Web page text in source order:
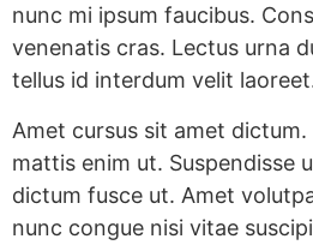
nunc mi ipsum faucibus.
venenatis cras. Lectus urna
tellus id interdum velit
Amet cursus sit amet
mattis enim ut. Suspendisse
dictum fusce ut. Amet
nunc congue nisi vitae